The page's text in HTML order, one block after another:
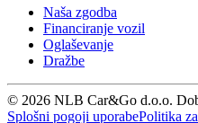
Naša zgodba
Financiranje vozil
Oglaševanje
Dražbe
© 2026 NLB Car&Go d.o.o.
Splošni pogoji uporabePolitika